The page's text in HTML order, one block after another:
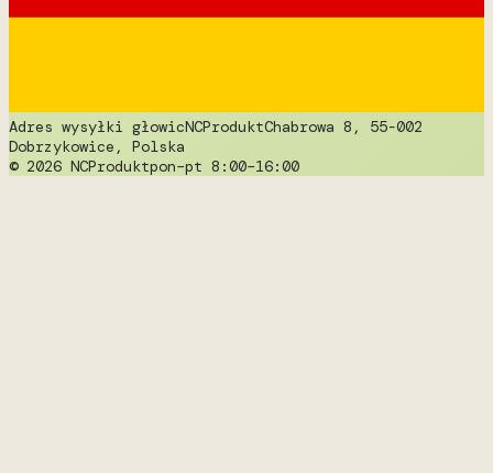
Adres wysyłki głowicNCProduktChabrowa 8, 55-002
Dobrzykowice, Polska
© 2026 NCProduktpon–pt 8:00–16:00